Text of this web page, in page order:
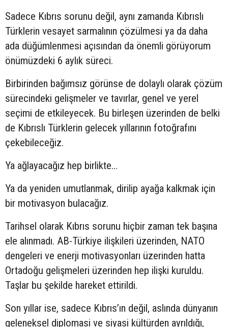
Sadece Kıbrıs sorunu değil, aynı zamanda Kıbrıslı
Türklerin vesayet sarmalının çözülmesi ya da daha
ada düğümlenmesi açısından da önemli görüyorum
önümüzdeki 6 aylık süreci.
Birbirinden bağımsız görünse de dolaylı olarak çözüm
sürecindeki gelişmeler ve tavırlar, genel ve yerel
seçimi de etkileyecek. Bu birleşen üzerinden de belki
de Kıbrıslı Türklerin gelecek yıllarının fotoğrafını
çekebileceğiz.
Ya ağlayacağız hep birlikte…
Ya da yeniden umutlanmak, dirilip ayağa kalkmak için
bir motivasyon bulacağız.
Tarihsel olarak Kıbrıs sorunu hiçbir zaman tek başına
ele alınmadı. AB-Türkiye ilişkileri üzerinden, NATO
dengeleri ve enerji motivasyonları üzerinden hatta
Ortadoğu gelişmeleri üzerinden hep ilişki kuruldu.
Taşlar bu şekilde hareket ettirildi.
Son yıllar ise, sadece Kıbrıs’ın değil, aslında dünyanın
geleneksel diplomasi ve siyasi kültürden ayrıldığı,